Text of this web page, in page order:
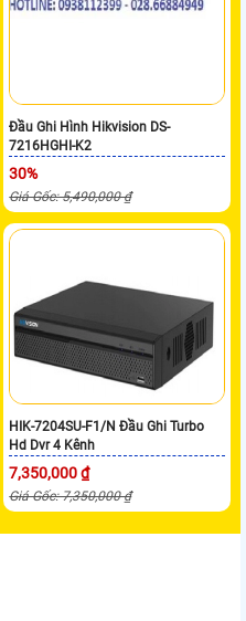
Đầu Ghi Hình Hikvision DS-
7216HGHI-K2
30%
Giá Gốc: 5,490,000 ₫
HIK-7204SU-F1/N Đầu Ghi Turbo
Hd Dvr 4 Kênh
7,350,000 ₫
Giá Gốc: 7,350,000 ₫